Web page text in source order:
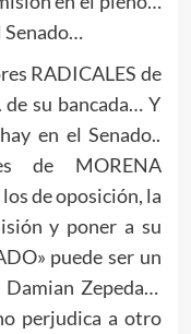
Senado…
RADICALES de
su bancada… Y
en el Senado..
de MORENA
de oposición, la
y poner a su
puede ser un
Zepeda…
perjudica a otro